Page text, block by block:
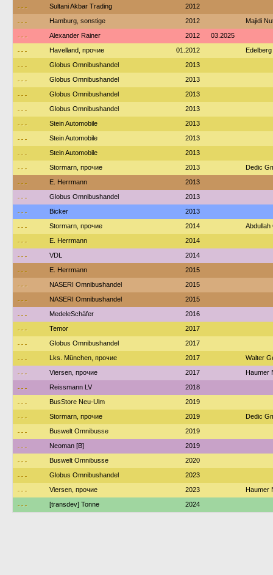
--- Sultani Akbar Trading 2012
--- Hamburg, sonstige 2012 Majidi
--- Alexander Rainer 2012 03.2025
--- Havelland, прочие 01.2012
--- Globus Omnibushandel 2013
--- Globus Omnibushandel 2013
--- Globus Omnibushandel 2013
--- Globus Omnibushandel 2013
--- Stein Automobile 2013
--- Stein Automobile 2013
--- Stein Automobile 2013
--- Stormarn, прочие 2013 Dedic
--- E. Herrmann 2013
--- Globus Omnibushandel 2013
--- Bicker 2013
--- Stormarn, прочие 2014 Abdullah
--- E. Herrmann 2014
--- VDL 2014
--- E. Herrmann 2015
--- NASERI Omnibushandel 2015
--- NASERI Omnibushandel 2015
--- MedeleSchäfer 2016
--- Temor 2017
--- Globus Omnibushandel 2017
--- Lks. München, прочие 2017 Walter
--- Viersen, прочие 2017 Haumer
--- Reissmann LV 2018
--- BusStore Neu-Ulm 2019
--- Stormarn, прочие 2019 Dedic
--- Buswelt Omnibusse 2019
--- Neoman [B] 2019
--- Buswelt Omnibusse 2020
--- Globus Omnibushandel 2023
--- Viersen, прочие 2023 Haumer
--- [transdev] Tonne 2024